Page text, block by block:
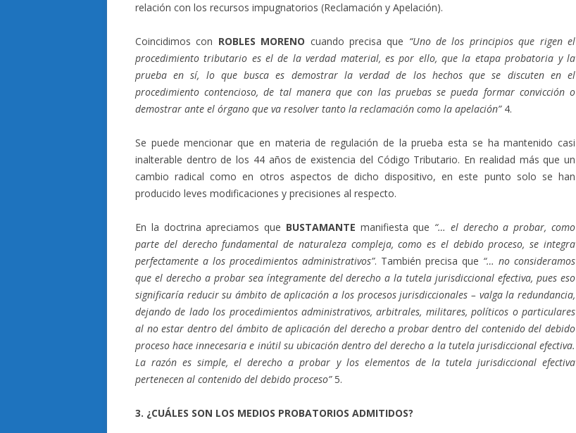
relación con los recursos impugnatorios (Reclamación y Apelación).
Coincidimos con ROBLES MORENO cuando precisa que “Uno de los principios que rigen el
procedimiento tributario es el de la verdad material, es por ello, que la etapa probatoria y la
prueba en sí, lo que busca es demostrar la verdad de los hechos que se discuten en el
procedimiento contencioso, de tal manera que con las pruebas se pueda formar convicción o
demostrar ante el órgano que va resolver tanto la reclamación como la apelación”4.
Se puede mencionar que en materia de regulación de la prueba esta se ha mantenido casi
inalterable dentro de los 44 años de existencia del Código Tributario. En realidad más que un
cambio radical como en otros aspectos de dicho dispositivo, en este punto solo se han
producido leves modificaciones y precisiones al respecto.
En la doctrina apreciamos que BUSTAMANTE manifiesta que “… el derecho a probar, como
parte del derecho fundamental de naturaleza compleja, como es el debido proceso, se integra
perfectamente a los procedimientos administrativos”. También precisa que “… no consideramos
que el derecho a probar sea íntegramente del derecho a la tutela jurisdiccional efectiva, pues eso
significaría reducir su ámbito de aplicación a los procesos jurisdiccionales – valga la redundancia,
dejando de lado los procedimientos administrativos, arbitrales, militares, políticos o particulares
al no estar dentro del ámbito de aplicación del derecho a probar dentro del contenido del debido
proceso hace innecesaria e inútil su ubicación dentro del derecho a la tutela jurisdiccional efectiva.
La razón es simple, el derecho a probar y los elementos de la tutela jurisdiccional efectiva
pertenecen al contenido del debido proceso”5.
3. ¿CUÁLES SON LOS MEDIOS PROBATORIOS ADMITIDOS?